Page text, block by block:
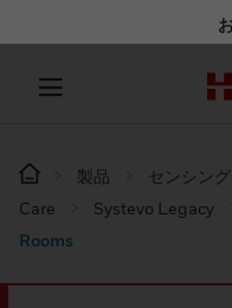
製品 センシン
Care
Systevo Legacy
Rooms